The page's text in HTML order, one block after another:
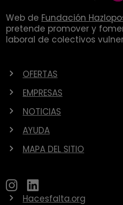
Web de Fundación
pretende promover y
laboral de colectivos
OFERTAS
EMPRESAS
NOTICIAS
AYUDA
MAPA DEL SITIO
Hacesfalta.org